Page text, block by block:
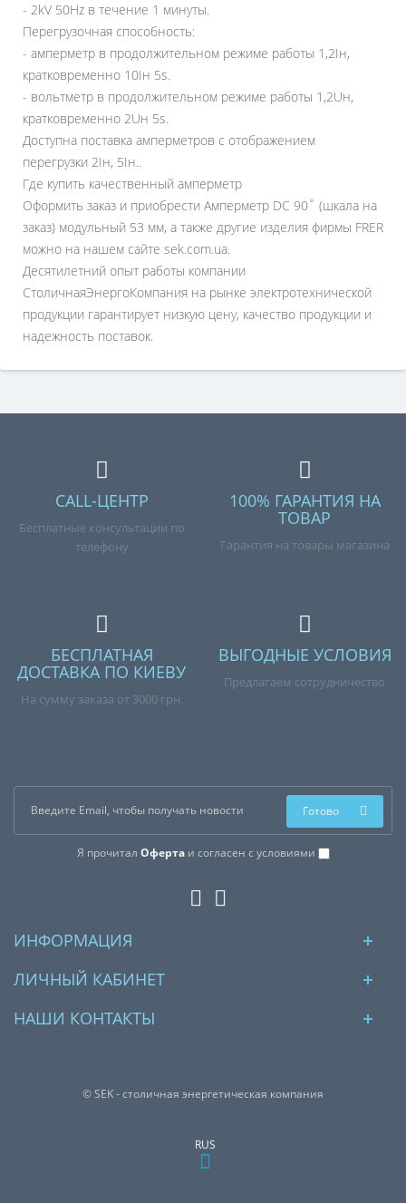
- 2kV 50Hz в течение 1 минуты.
Перегрузочная способность:
- амперметр в продолжительном режиме работы 1,2Iн,
кратковременно 10Iн 5s.
- вольтметр в продолжительном режиме работы 1,2Uн,
кратковременно 2Uн 5s.
Доступна поставка амперметров с отображением
перегрузки 2Iн, 5Iн..
Где купить качественный амперметр
Оформить заказ и приобрести Амперметр DC 90˚ (шкала на
заказ) модульный 53 мм, а также другие изделия фирмы FRER
можно на нашем сайте sek.com.ua.
Десятилетний опыт работы компании
СтоличнаяЭнергоКомпания на рынке электротехнической
продукции гарантирует низкую цену, качество продукции и
надежность поставок.
CALL-ЦЕНТР
Бесплатные консультации по
телефону
100% ГАРАНТИЯ НА
ТОВАР
Гарантия на товары магазина
БЕСПЛАТНАЯ
ДОСТАВКА ПО КИЕВУ
На сумму заказа от 3000 грн.
ВЫГОДНЫЕ УСЛОВИЯ
Предлагаем сотрудничество
Я прочитал Офертаи согласен с условиями
Готово
ИНФОРМАЦИЯ
ЛИЧНЫЙ КАБИНЕТ
НАШИ КОНТАКТЫ
© SEK - столичная энергетическая компания
RUS